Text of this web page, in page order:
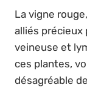
La vigne
alliés précieux
veineuse et
ces plantes,
désagréable